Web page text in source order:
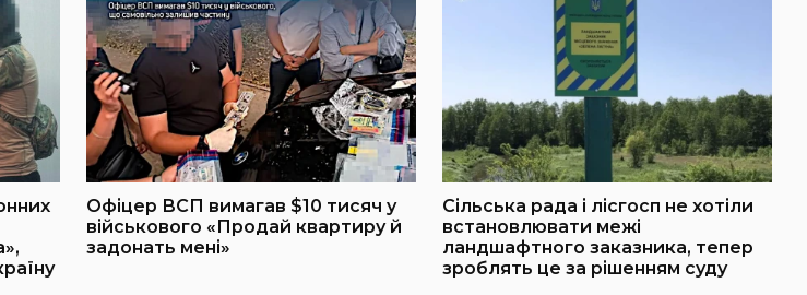
Офіцер ВСП вимагав $10 тисяч у
військового «Продай квартиру й
задонать мені»
Сільська рада і лісгосп не хотіли
встановлювати межі
ландшафтного заказника, тепер
зроблять це за рішенням суду